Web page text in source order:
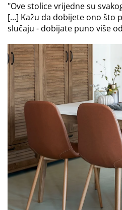
"Ove stolice vrijedne su
[…] Kažu da dobijete ono što
slučaju - dobijate puno više